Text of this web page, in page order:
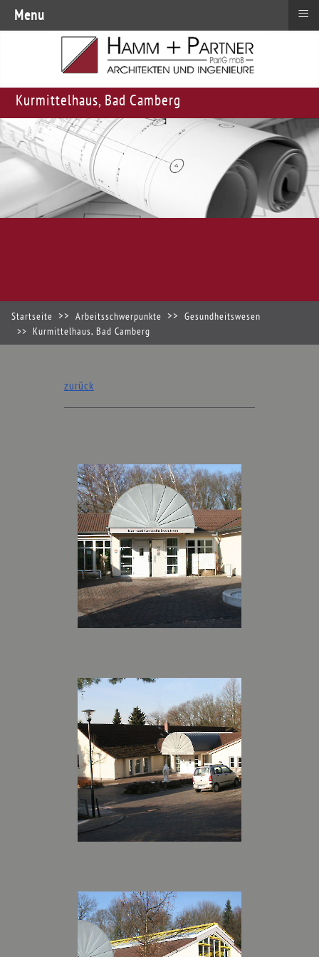
Kurmittelhaus, Bad Camberg
Startseite Arbeitsschwerpunkte
Gesundheitswesen
Kurmittelhaus, Bad Camberg
zurück
Menu ≡